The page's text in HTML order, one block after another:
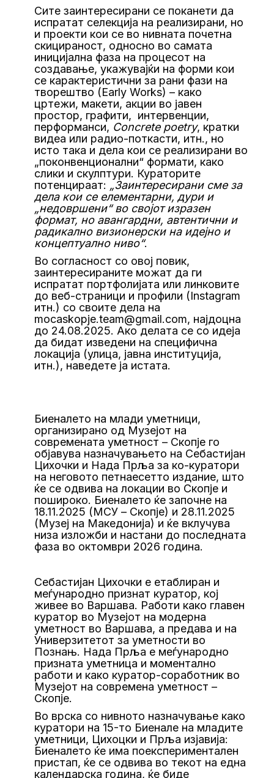
Сите заинтересирани се поканети да
испратат селекција на реализирани, но
и проекти кои се во нивната почетна
скицираност, односно во самата
иницијална фаза на процесот на
создавање, укажувајќи на форми кои
се карактеристични за рани фази на
творештво (Early Works) – како
цртежи, макети, акции во јавен
простор, графити, интервенции,
перформанси, Concrete poetry, кратки
видеа или радио-поткасти, итн., но
исто така и дела кои се реализирани во
„поконвенционални“ формати, како
слики и скулптури. Кураторите
потенцираат: „Заинтересирани сме за
дела кои се елементарни, дури и
„недовршени“ во својот изразен
формат, но авангардни, автентични и
радикално визионерски на идејно и
концептуално ниво“.
Во согласност со овој повик,
заинтересираните можат да ги
испратат портфолијата или линковите
до веб-страници и профили (Instagram
итн.) со своите дела на
mocaskopje.team@gmail.com, најдоцна
до 24.08.2025. Ако делата се со идеја
да бидат изведени на специфична
локација (улица, јавна институција,
итн.), наведете ја истата.
Биеналето на млади уметници,
организирано од Музејот на
современата уметност – Скопје го
објавува назначувањето на Себастијан
Цихочки и Нада Прља за ко-куратори
на неговото петнаесетто издание, што
ќе се одвива на локации во Скопје и
пошироко. Биеналето ќе започне на
18.11.2025 (МСУ – Скопје) и 28.11.2025
(Музеј на Македонија) и ќе вклучува
низа изложби и настани до последната
фаза во октомври 2026 година.
Себастијан Цихочки е етаблиран и
меѓународно признат куратор, кој
живее во Варшава. Работи како главен
куратор во Музејот на модерна
уметност во Варшава, а предава и на
Универзитетот за уметности во
Познањ. Нада Прља е меѓународно
призната уметница и моментално
работи и како куратор-соработник во
Музејот на современа уметност –
Скопје.
​​Во врска со нивното назначување како
куратори на 15-то Биенале на младите
уметници, Цихоцки и Прља изјавија:
Биеналето ќе има поекспериментален
пристап, ќе се одвива во текот на една
календарска година, ќе биде